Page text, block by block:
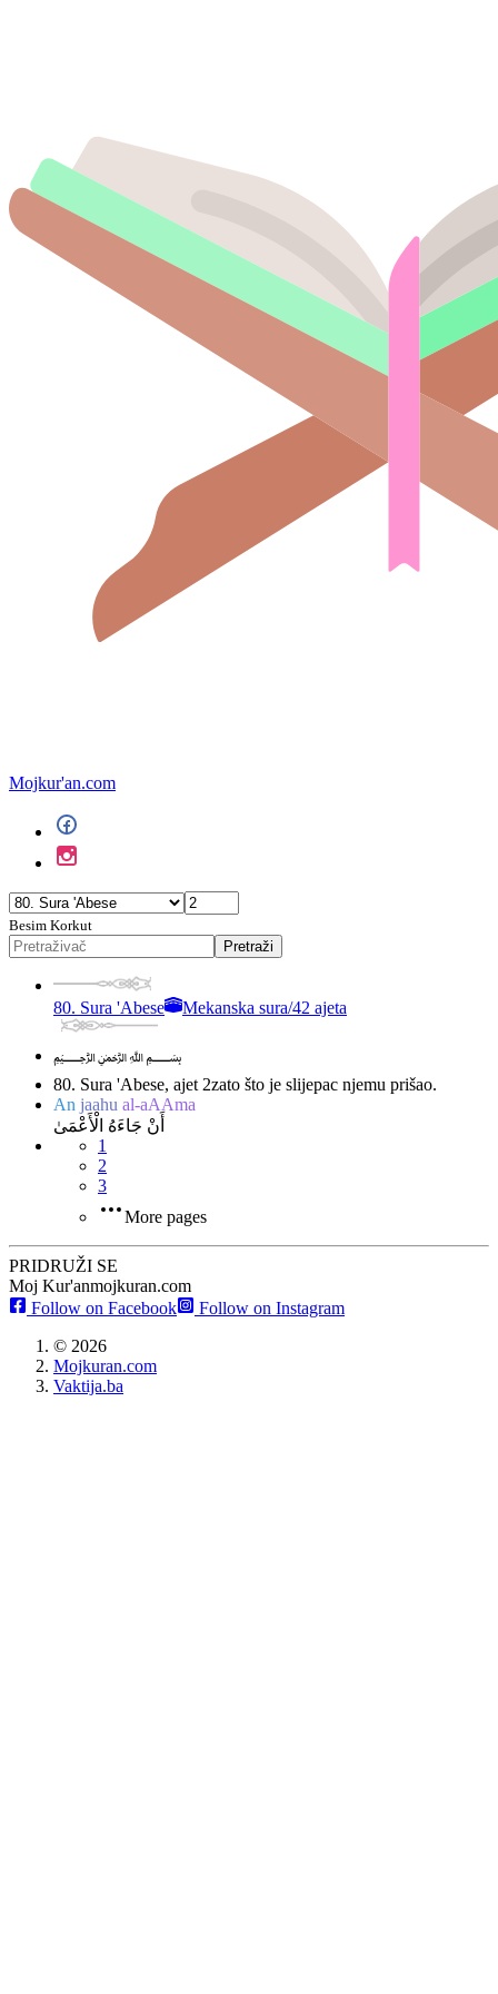
Mojkur'an.com
Besim Korkut
Pretraži
80. Sura 'Abese Mekanska sura/42 ajeta
﷽
80. Sura 'Abese, ajet 2zato što je slijepac njemu prišao.
An jaahu al-aAAma
أَنْ جَاءَهُ الْأَعْمَىٰ
1
2
3
More pages
PRIDRUŽI SE
Moj Kur'anmojkuran.com
Follow on Facebook
Follow on Instagram
© 2026
Mojkuran.com
Vaktija.ba